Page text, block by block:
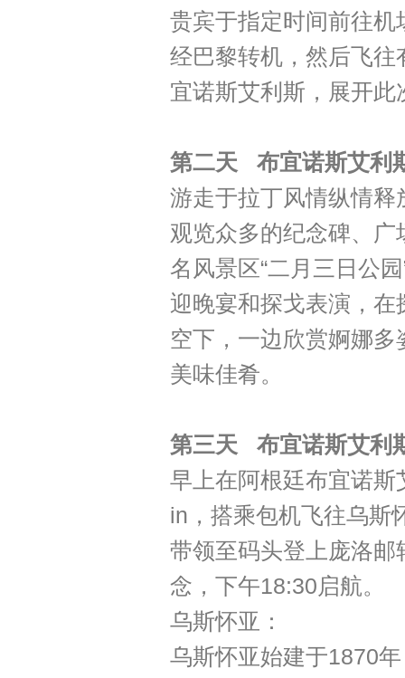
贵宾于指定时间前往
经巴黎转机，然后飞往
宜诺斯艾利斯，展开
第二天 布宜诺斯艾利
游走于拉丁风情纵情
观览众多的纪念碑、
名风景区“二月三日公
迎晚宴和探戈表演，
空下，一边欣赏婀娜
美味佳肴。
第三天 布宜诺斯艾利
早上在阿根廷布宜诺
in，搭乘包机飞往乌斯
带领至码头登上庞洛邮
念，下午18:30启航。
乌斯怀亚：
乌斯怀亚始建于1870